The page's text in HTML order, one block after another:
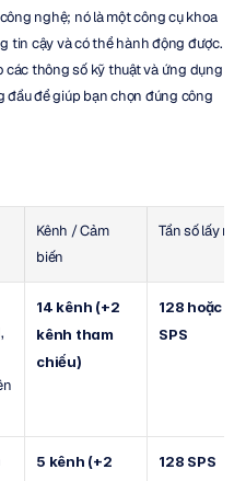
nghệ; nó là một công cụ khoa
tin cậy và có thể hành động được.
các thông số kỹ thuật và ứng dụng
để giúp bạn chọn đúng công
Kênh / Cảm
biến
Tần số lấy
14 kênh (+2
kênh tham
chiếu)
128 hoặc
SPS
5 kênh (+2
128 SPS